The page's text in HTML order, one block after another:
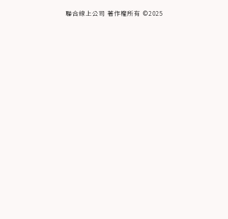
聯合線上公司 著作權所有 ©2025